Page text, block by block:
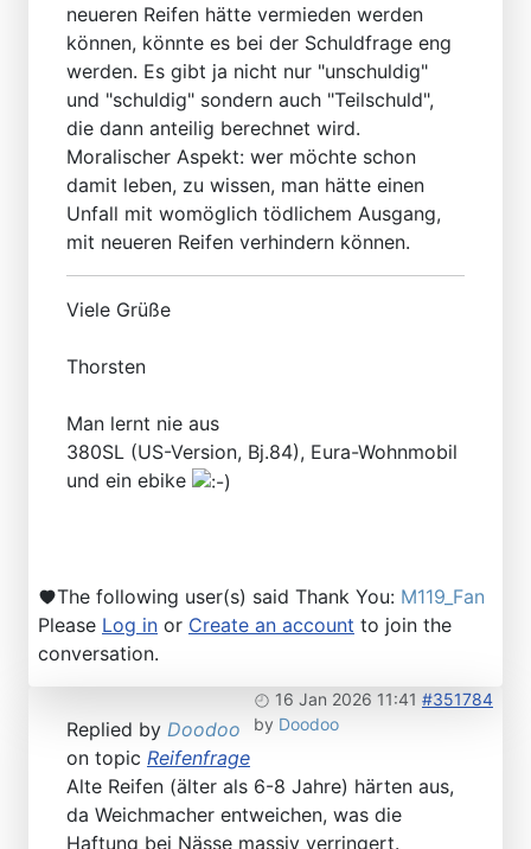
neueren Reifen hätte vermieden werden
können, könnte es bei der Schuldfrage eng
werden. Es gibt ja nicht nur "unschuldig"
und "schuldig" sondern auch "Teilschuld",
die dann anteilig berechnet wird.
Moralischer Aspekt: wer möchte schon
damit leben, zu wissen, man hätte einen
Unfall mit womöglich tödlichem Ausgang,
mit neueren Reifen verhindern können.
Viele Grüße
Thorsten
Man lernt nie aus
380SL (US-Version, Bj.84), Eura-Wohnmobil
und ein ebike
The following user(s) said Thank You: M119_Fan
Please Log in or Create an account to join the
conversation.
16 Jan 2026 11:41 #351784
by Doodoo
Replied by Doodoo
on topic Reifenfrage
Alte Reifen (älter als 6-8 Jahre) härten aus,
da Weichmacher entweichen, was die
Haftung bei Nässe massiv verringert.